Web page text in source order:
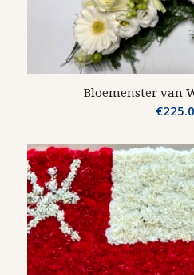
Bloemenster van
€